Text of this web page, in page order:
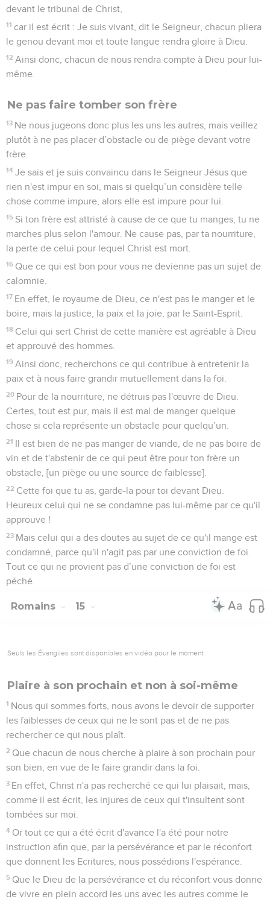
devant le tribunal de Christ,
11 car il est écrit : Je suis vivant, dit le Seigneur, chacun pliera
le genou devant moi et toute langue rendra gloire à Dieu.
12 Ainsi donc, chacun de nous rendra compte à Dieu pour lui-
même.
Ne pas faire tomber son frère
13 Ne nous jugeons donc plus les uns les autres, mais veillez
plutôt à ne pas placer d’obstacle ou de piège devant votre
frère.
14 Je sais et je suis convaincu dans le Seigneur Jésus que
rien n'est impur en soi, mais si quelqu’un considère telle
chose comme impure, alors elle est impure pour lui.
15 Si ton frère est attristé à cause de ce que tu manges, tu ne
marches plus selon l'amour. Ne cause pas, par ta nourriture,
la perte de celui pour lequel Christ est mort.
16 Que ce qui est bon pour vous ne devienne pas un sujet de
calomnie.
17 En effet, le royaume de Dieu, ce n'est pas le manger et le
boire, mais la justice, la paix et la joie, par le Saint-Esprit.
18 Celui qui sert Christ de cette manière est agréable à Dieu
et approuvé des hommes.
19 Ainsi donc, recherchons ce qui contribue à entretenir la
paix et à nous faire grandir mutuellement dans la foi.
20 Pour de la nourriture, ne détruis pas l'œuvre de Dieu.
Certes, tout est pur, mais il est mal de manger quelque
chose si cela représente un obstacle pour quelqu’un.
21 Il est bien de ne pas manger de viande, de ne pas boire de
vin et de t'abstenir de ce qui peut être pour ton frère un
obstacle, [un piège ou une source de faiblesse].
22 Cette foi que tu as, garde-la pour toi devant Dieu.
Heureux celui qui ne se condamne pas lui-même par ce qu'il
approuve !
23 Mais celui qui a des doutes au sujet de ce qu'il mange est
condamné, parce qu'il n'agit pas par une conviction de foi.
Tout ce qui ne provient pas d’une conviction de foi est
péché.
Romains 15
Seuls les Évangiles sont disponibles en vidéo pour le moment.
Plaire à son prochain et non à soi-même
1 Nous qui sommes forts, nous avons le devoir de supporter
les faiblesses de ceux qui ne le sont pas et de ne pas
rechercher ce qui nous plaît.
2 Que chacun de nous cherche à plaire à son prochain pour
son bien, en vue de le faire grandir dans la foi.
3 En effet, Christ n'a pas recherché ce qui lui plaisait, mais,
comme il est écrit, les injures de ceux qui t'insultent sont
tombées sur moi.
4 Or tout ce qui a été écrit d'avance l'a été pour notre
instruction afin que, par la persévérance et par le réconfort
que donnent les Ecritures, nous possédions l'espérance.
5 Que le Dieu de la persévérance et du réconfort vous donne
de vivre en plein accord les uns avec les autres comme le